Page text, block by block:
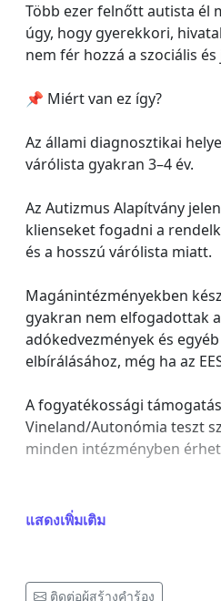
Több ezer felnőtt autista él
úgy, hogy gyerekkori,
nem fér hozzá a szociális
📌 Miért van ez így?
Az állami diagnosztikai
várólista gyakran 3–4 év.
Az Autizmus Alapítvány
klienseket fogadni a
és a hosszú várólista miatt.
Magánintézményekben
gyakran nem elfogadottak
adókedvezmények és
elbírálásához, még ha az
A fogyatékossági
Vineland/Autonómia teszt
minden intézményben
⚠️ Ez nem csak papírmunka:
📌 Követeljük:
แสดงเพิ่มเติม
ติดต่อผู้สร้างคำร้อง